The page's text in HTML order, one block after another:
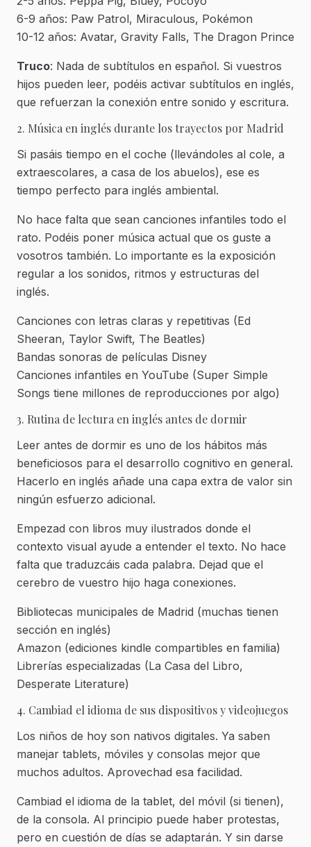
6-9 años: Paw Patrol, Miraculous, Pokémon
10-12 años: Avatar, Gravity Falls, The Dragon Prince
Truco: Nada de subtítulos en español. Si vuestros
hijos pueden leer, podéis activar subtítulos en inglés,
que refuerzan la conexión entre sonido y escritura.
2. Música en inglés durante los trayectos por Madrid
Si pasáis tiempo en el coche (llevándoles al cole, a
extraescolares, a casa de los abuelos), ese es
tiempo perfecto para inglés ambiental.
No hace falta que sean canciones infantiles todo el
rato. Podéis poner música actual que os guste a
vosotros también. Lo importante es la exposición
regular a los sonidos, ritmos y estructuras del
inglés.
Canciones con letras claras y repetitivas (Ed
Sheeran, Taylor Swift, The Beatles)
Bandas sonoras de películas Disney
Canciones infantiles en YouTube (Super Simple
Songs tiene millones de reproducciones por algo)
3. Rutina de lectura en inglés antes de dormir
Leer antes de dormir es uno de los hábitos más
beneficiosos para el desarrollo cognitivo en general.
Hacerlo en inglés añade una capa extra de valor sin
ningún esfuerzo adicional.
Empezad con libros muy ilustrados donde el
contexto visual ayude a entender el texto. No hace
falta que traduzcáis cada palabra. Dejad que el
cerebro de vuestro hijo haga conexiones.
Bibliotecas municipales de Madrid (muchas tienen
sección en inglés)
Amazon (ediciones kindle compartibles en familia)
Librerías especializadas (La Casa del Libro,
Desperate Literature)
4. Cambiad el idioma de sus dispositivos y videojuegos
Los niños de hoy son nativos digitales. Ya saben
manejar tablets, móviles y consolas mejor que
muchos adultos. Aprovechad esa facilidad.
Cambiad el idioma de la tablet, del móvil (si tienen),
de la consola. Al principio puede haber protestas,
pero en cuestión de días se adaptarán. Y sin darse